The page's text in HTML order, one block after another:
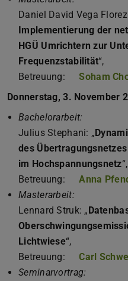
Daniel David Vega
Implementierung der
HGÜ Umrichtern zur
Frequenzstabilität“,
Betreuung:
Soham
Donnerstag, 3. November
Bachelorarbeit:
Julius Stephani: „
des
im Hochspannungsnetz“,
Betreuung:
Anna
Masterarbeit:
Lennard Struk: „
Lichtwiese“,
Betreuung:
Carl
Seminarvortrag: